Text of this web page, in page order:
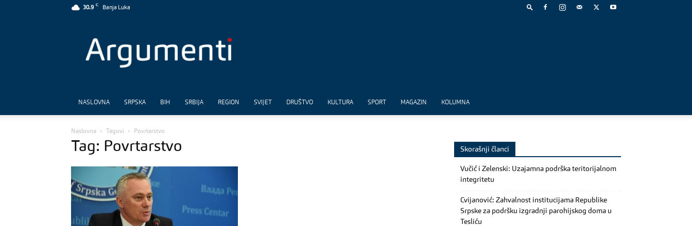
30.9
C
Banja Luka
NASLOVNA SRPSKA BIH SRBIJA REGION SVIJET DRUŠTVO KULTURA SPORT MAGAZIN KOLUMNA
Naslovna Tagovi Povrtarstvo
Tag: Povrtarstvo Skorašnji članci
Vučić i Zelenski: Uzajamna podrška teritorijalnom
integritetu
Cvijanović: Zahvalnost institucijama Republike
Srpske za podršku izgradnji parohijskog doma u
Tesliću